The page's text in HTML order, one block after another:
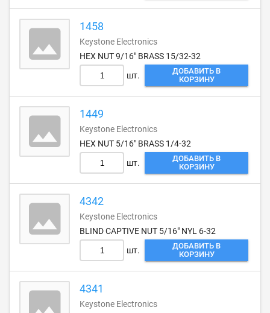
1458
Keystone Electronics
HEX NUT 9/16" BRASS 15/32-32
шт.
ДОБАВИТЬ В
КОРЗИНУ
1449
Keystone Electronics
HEX NUT 5/16" BRASS 1/4-32
шт.
ДОБАВИТЬ В
КОРЗИНУ
4342
Keystone Electronics
BLIND CAPTIVE NUT 5/16" NYL 6-32
шт.
ДОБАВИТЬ В
КОРЗИНУ
4341
Keystone Electronics